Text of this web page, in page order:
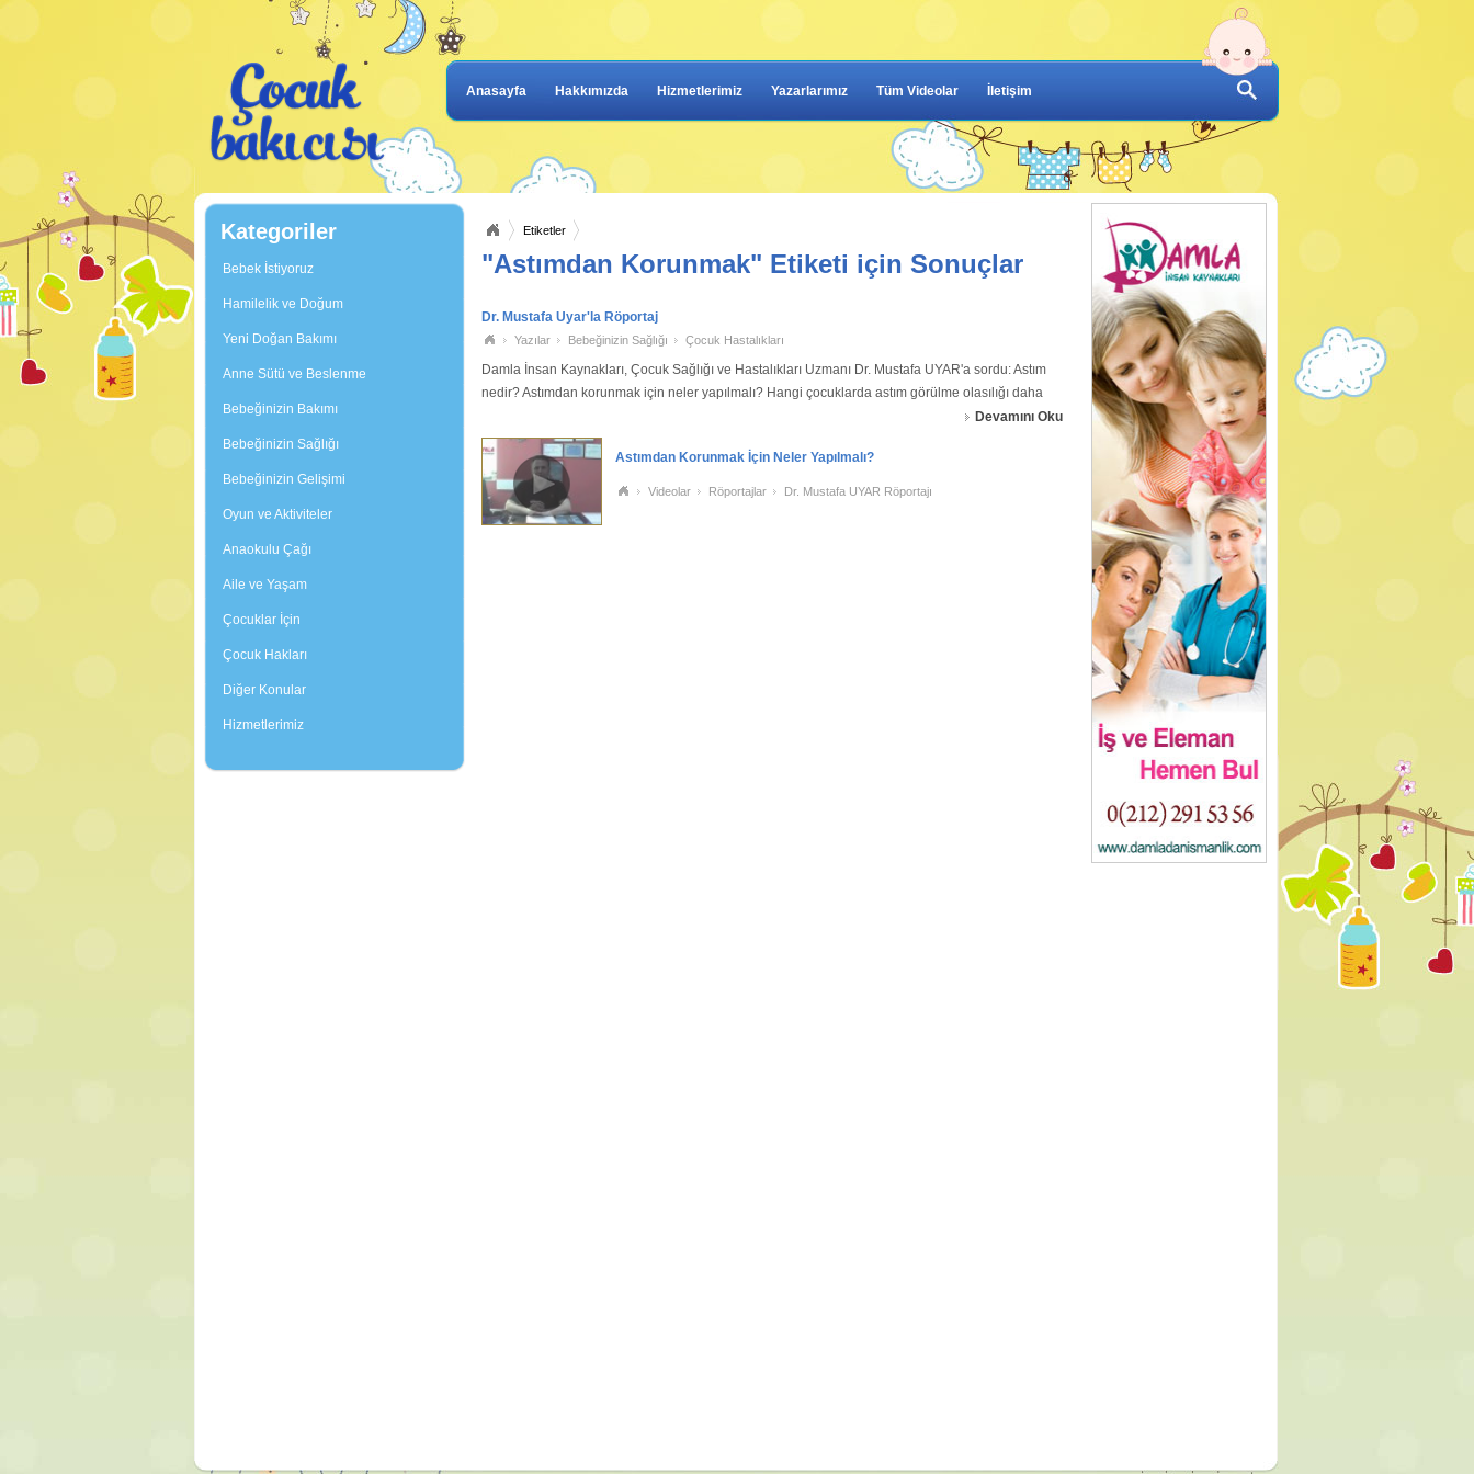
Anasayfa Hakkımızda Hizmetlerimiz Yazarlarımız Tüm Videolar İletişim
Kategoriler
Bebek İstiyoruz
Hamilelik ve Doğum
Yeni Doğan Bakımı
Anne Sütü ve Beslenme
Bebeğinizin Bakımı
Bebeğinizin Sağlığı
Bebeğinizin Gelişimi
Oyun ve Aktiviteler
Anaokulu Çağı
Aile ve Yaşam
Çocuklar İçin
Çocuk Hakları
Diğer Konular
Hizmetlerimiz
Etiketler
"Astımdan Korunmak" Etiketi için Sonuçlar
Dr. Mustafa Uyar'la Röportaj
Yazılar Bebeğinizin Sağlığı Çocuk Hastalıkları
Damla İnsan Kaynakları, Çocuk Sağlığı ve Hastalıkları Uzmanı Dr. Mustafa UYAR'a sordu: Astım
nedir? Astımdan korunmak için neler yapılmalı? Hangi çocuklarda astım görülme olasılığı daha
Devamını Oku
Astımdan Korunmak İçin Neler Yapılmalı?
Videolar Röportajlar Dr. Mustafa UYAR Röportajı